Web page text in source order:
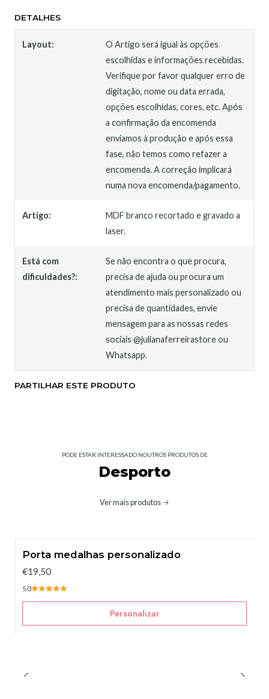
DETALHES
Layout:
O Artigo será igual às opções
escolhidas e informações recebidas.
Verifique por favor qualquer erro de
digitação, nome ou data errada,
opções escolhidas, cores, etc. Após
a confirmação da encomenda
enviamos à produção e após essa
fase, não temos como refazer a
encomenda. A correção implicará
numa nova encomenda/pagamento.
Artigo:
MDF branco recortado e gravado a
laser.
Está com
dificuldades?:
Se não encontra o que procura,
precisa de ajuda ou procura um
atendimento mais personalizado ou
precisa de quantidades, envie
mensagem para as nossas redes
sociais @julianaferreirastore ou
Whatsapp.
PARTILHAR ESTE PRODUTO
PODE ESTAR INTERESSADO NOUTROS PRODUTOS DE
Desporto
Ver mais produtos
Porta medalhas personalizado
€19,50
5.0
Personalizar